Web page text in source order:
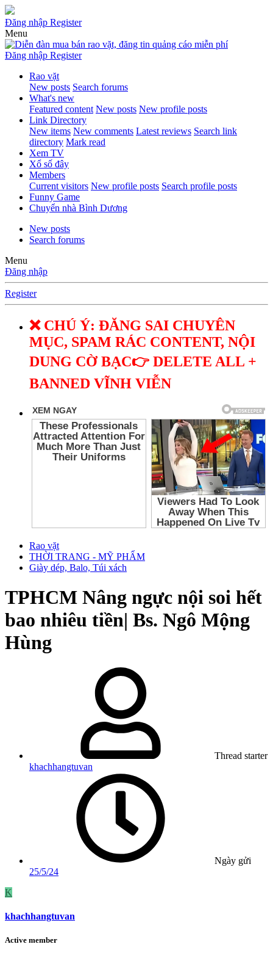
Đăng nhập Register
Menu
Đăng nhập Register
Rao vặt
New posts Search forums
What's new
Featured content New posts New profile posts
Link Directory
New items New comments Latest reviews Search link
directory Mark read
Xem TV
Xổ số đây
Members
Current visitors New profile posts Search profile posts
Funny Game
Chuyển nhà Bình Dương
New posts
Search forums
Menu
Đăng nhập
Register
❌ CHÚ Ý: ĐĂNG SAI CHUYÊN
MỤC, SPAM RÁC CONTENT, NỘI
DUNG CỜ BẠC👉 DELETE ALL +
BANNED VĨNH VIỄN
Rao vặt
THỜI TRANG - MỸ PHẨM
Giày dép, Balo, Túi xách
TPHCM Nâng ngực nội soi hết
bao nhiêu tiền| Bs. Ngô Mộng
Hùng
Thread starter
khachhangtuvan
Ngày gửi
25/5/24
K
khachhangtuvan
Active member